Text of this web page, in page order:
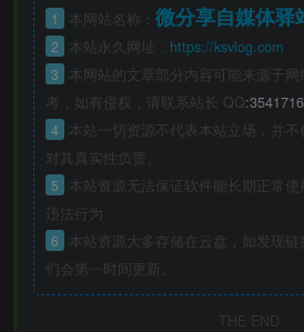
1 本网站名称： 微分享自媒体驿
2 本站永久网址： https://ksvlog.com
3
本网站的文章部分内容可能来源于
考，如有侵权，请联系站长 QQ
4
本站一切资源不代表本站立场，并不
对其真实性负责。
5
本站资源无法保证软件能长期正常
违法行为
6
本站资源大多存储在云盘，如发现
们会第一时间更新。
THE END